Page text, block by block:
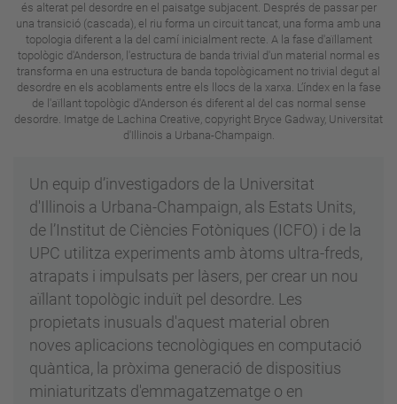
és alterat pel desordre en el paisatge subjacent. Després de passar per
una transició (cascada), el riu forma un circuit tancat, una forma amb una
topologia diferent a la del camí inicialment recte. A la fase d'aïllament
topològic d'Anderson, l'estructura de banda trivial d'un material normal es
transforma en una estructura de banda topològicament no trivial degut al
desordre en els acoblaments entre els llocs de la xarxa. L’índex en la fase
de l'aïllant topològic d'Anderson és diferent al del cas normal sense
desordre. Imatge de Lachina Creative, copyright Bryce Gadway, Universitat
d'Illinois a Urbana-Champaign.
Un equip d’investigadors de la Universitat
d'Illinois a Urbana-Champaign, als Estats Units,
de l’Institut de Ciències Fotòniques (ICFO) i de la
UPC utilitza experiments amb àtoms ultra-freds,
atrapats i impulsats per làsers, per crear un nou
aïllant topològic induït pel desordre. Les
propietats inusuals d'aquest material obren
noves aplicacions tecnològiques en computació
quàntica, la pròxima generació de dispositius
miniaturitzats d'emmagatzematge o en